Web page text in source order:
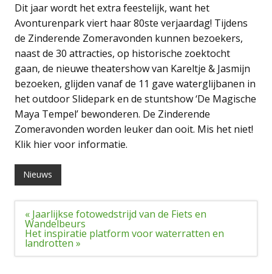
Dit jaar wordt het extra feestelijk, want het
Avonturenpark viert haar 80ste verjaardag! Tijdens
de Zinderende Zomeravonden kunnen bezoekers,
naast de 30 attracties, op historische zoektocht
gaan, de nieuwe theatershow van Kareltje & Jasmijn
bezoeken, glijden vanaf de 11 gave waterglijbanen in
het outdoor Slidepark en de stuntshow ‘De Magische
Maya Tempel’ bewonderen. De Zinderende
Zomeravonden worden leuker dan ooit. Mis het niet!
Klik hier voor informatie.
Nieuws
Bericht
navigatie
« Jaarlijkse fotowedstrijd van de Fiets en
Wandelbeurs
Het inspiratie platform voor waterratten en
landrotten »